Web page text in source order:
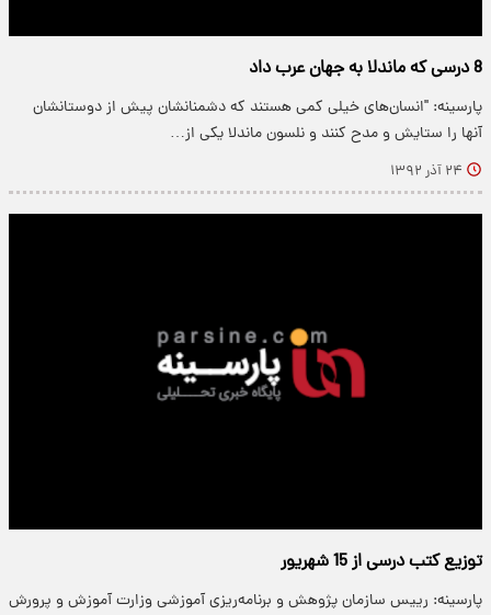
8 درسی که ماندلا به جهان عرب داد
پارسینه: "انسان‌های خیلی کمی هستند که دشمنانشان پیش از دوستانشان
آنها را ستایش و مدح کنند و نلسون ماندلا یکی از…
۲۴ آذر ۱۳۹۲
توزیع کتب‌ درسی از 15 شهریور
پارسینه: رییس سازمان پژوهش و برنامه‌ریزی آموزشی وزارت آموزش و پرورش